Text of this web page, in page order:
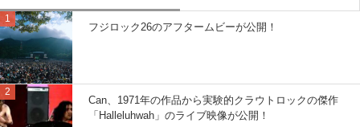
フジロック26のアフタームビーが公開！
Can、1971年の作品から実験的クラウトロックの傑作
「Halleluhwah」のライブ映像が公開！